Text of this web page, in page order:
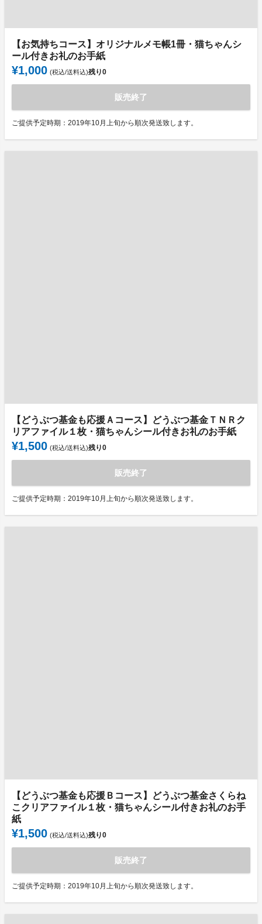
【お気持ちコース】オリジナルメモ帳1冊・猫ちゃんシ
ール付きお礼のお手紙
¥1,000 (税込/送料込)残り0
販売終了
ご提供予定時期：2019年10月上旬から順次発送致します。
【どうぶつ基金も応援Ａコース】どうぶつ基金ＴＮＲク
リアファイル１枚・猫ちゃんシール付きお礼のお手紙
¥1,500 (税込/送料込)残り0
販売終了
ご提供予定時期：2019年10月上旬から順次発送致します。
【どうぶつ基金も応援Ｂコース】どうぶつ基金さくらね
こクリアファイル１枚・猫ちゃんシール付きお礼のお手
紙
¥1,500 (税込/送料込)残り0
販売終了
ご提供予定時期：2019年10月上旬から順次発送致します。